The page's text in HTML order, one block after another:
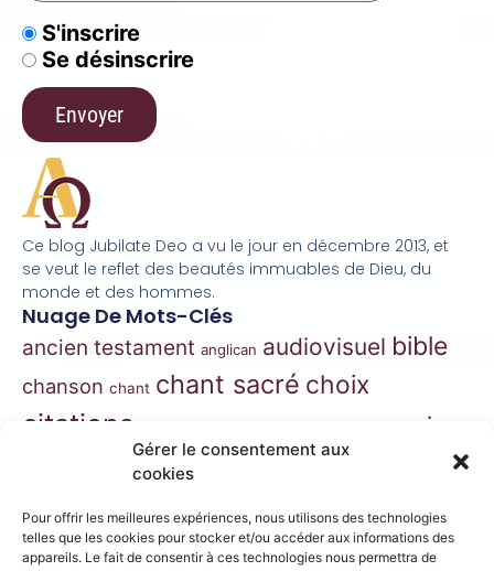
Gérer le consentement aux
cookies
Pour offrir les meilleures expériences, nous utilisons des technologies
telles que les cookies pour stocker et/ou accéder aux informations des
appareils. Le fait de consentir à ces technologies nous permettra de
Ce blog Jubilate Deo a vu le jour en décembre 2013, et
se veut le reflet des beautés immuables de Dieu, du
monde et des hommes.
Nuage De Mots-Clés
ancien testament anglican audiovisuel bible
chanson chant chant sacré choix
citations essai
gospel grégorien
jésus liturgie liturgie orthodoxe marie
morceaux choisismusique
S'inscrire
Se désinscrire